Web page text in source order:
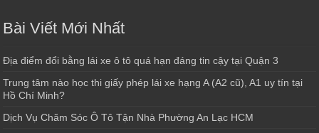
Bài Viết Mới Nhất
Địa điểm đổi bằng lái xe ô tô quá hạn đáng tin cậy tại Quận 3
Trung tâm nào học thi giấy phép lái xe hạng A (A2 cũ), A1 uy tín tại
Hồ Chí Minh?
Dịch Vụ Chăm Sóc Ô Tô Tận Nhà Phường An Lạc HCM